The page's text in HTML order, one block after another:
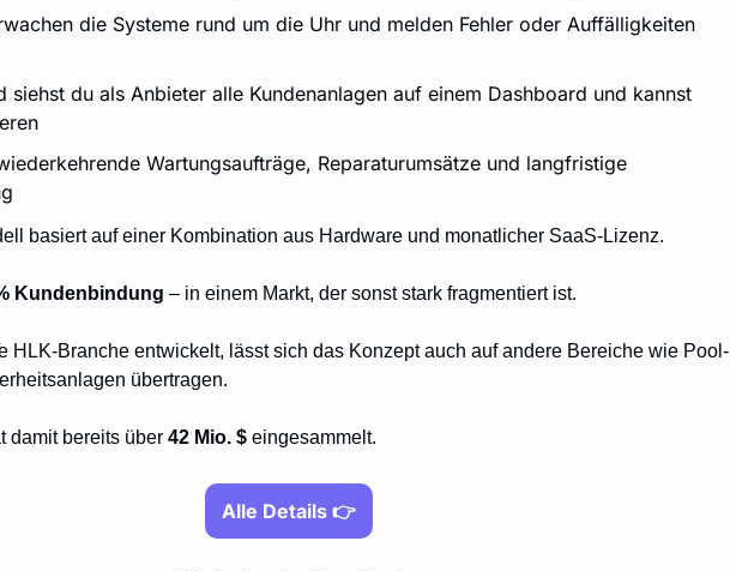
die Systeme rund um die Uhr und melden Fehler oder Auffälligkeiten
siehst du als Anbieter alle Kundenanlagen auf einem Dashboard und kannst
Wartungsaufträge, Reparaturumsätze und langfristige
basiert auf einer Kombination aus Hardware und monatlicher SaaS-Lizenz.
Kundenbindung – in einem Markt, der sonst stark fragmentiert ist.
HLK-Branche entwickelt, lässt sich das Konzept auch auf andere Bereiche wie Pool-
übertragen.
damit bereits über 42 Mio. $ eingesammelt.
Alle Details 👉